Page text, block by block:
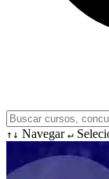
↑↓ Navegar ↵